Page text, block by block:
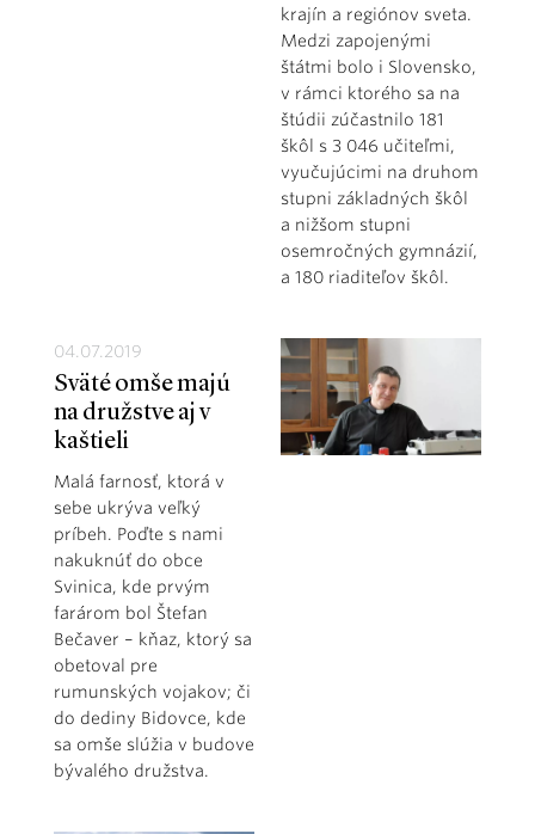
krajín a regiónov sveta.
Medzi zapojenými
štátmi bolo i Slovensko,
v rámci ktorého sa na
štúdii zúčastnilo 181
škôl s 3 046 učiteľmi,
vyučujúcimi na druhom
stupni základných škôl
a nižšom stupni
osemročných gymnázií,
a 180 riaditeľov škôl.
04.07.2019
Sväté omše majú
na družstve aj v
kaštieli
Malá farnosť, ktorá v
sebe ukrýva veľký
príbeh. Poďte s nami
nakuknúť do obce
Svinica, kde prvým
farárom bol Štefan
Bečaver – kňaz, ktorý sa
obetoval pre
rumunských vojakov; či
do dediny Bidovce, kde
sa omše slúžia v budove
bývalého družstva.